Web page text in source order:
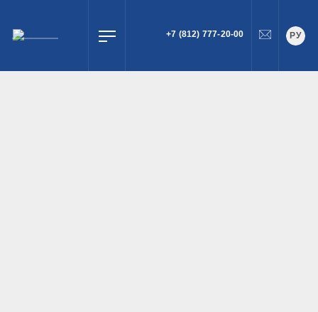
ПОИСК
+7 (812) 777-20-00 РУ